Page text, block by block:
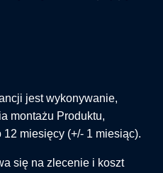
jest wykonywanie,
montażu Produktu,
miesięcy (+/- 1 miesiąc).
się na zlecenie i koszt